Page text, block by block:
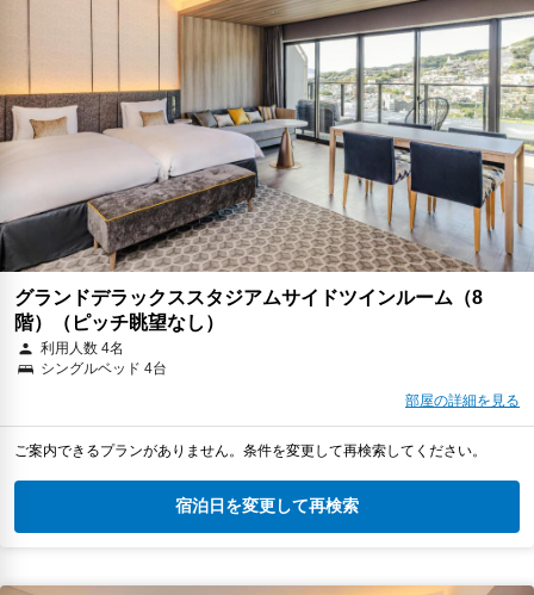
グランドデラックススタジアムサイドツインルーム（8
階）（ピッチ眺望なし）
利用人数 4名
シングルベッド 4台
部屋の詳細を見る
ご案内できるプランがありません。条件を変更して再検索してください。
宿泊日を変更して再検索